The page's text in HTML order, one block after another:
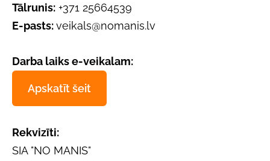
Tālrunis: +371 25664539
E-pasts:veikals@nomanis.lv
Darba laiks e-veikalam:
Apskatīt šeit
Rekvizīti:
SIA "NO MANIS"